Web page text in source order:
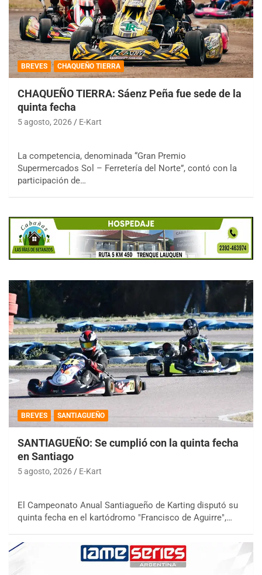
BREVES CHAQUEÑO TIERRA
CHAQUEÑO TIERRA: Sáenz Peña fue sede de la
quinta fecha
5 agosto, 2026 E-Kart
La competencia, denominada “Gran Premio
Supermercados Sol – Ferretería del Norte”, contó con la
participación de…
BREVES SANTIAGUEÑO
SANTIAGUEÑO: Se cumplió con la quinta fecha
en Santiago
5 agosto, 2026 E-Kart
El Campeonato Anual Santiagueño de Karting disputó su
quinta fecha en el kartódromo "Francisco de Aguirre",…